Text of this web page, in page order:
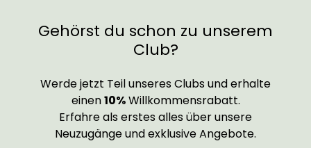
Gehörst du schon zu unserem
Club?
Werde jetzt Teil unseres Clubs und erhalte
einen10%Willkommensrabatt.
Erfahre als erstes alles über unsere
Neuzugänge und exklusive Angebote.